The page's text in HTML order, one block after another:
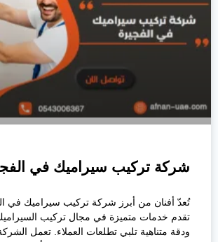
شركة تركيب سيراميك في
تُعدّ أفنان من أبرز شركة تركيب سيراميك في
تقدم خدمات متميزة في مجال تركيب
ودقة متناهية تلبي تطلعات العملاء. تعمل